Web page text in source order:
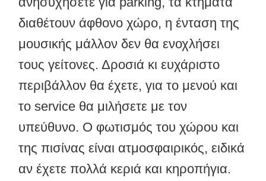
διαθέτουν άφθονο χώρο, η ένταση της
μουσικής μάλλον δεν θα ενοχλήσει
τους γείτονες. Δροσιά κι ευχάριστο
περιβάλλον θα έχετε, για το μενού και
το service θα μιλήσετε με τον
υπεύθυνο. Ο φωτισμός του χώρου και
της πισίνας είναι ατμοσφαιρικός, ειδικά
αν έχετε πολλά κεριά και κηροπήγια.